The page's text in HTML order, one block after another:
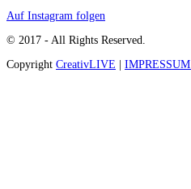
Auf Instagram folgen
© 2017 - All Rights Reserved.
Copyright CreativLIVE IMPRESSUM